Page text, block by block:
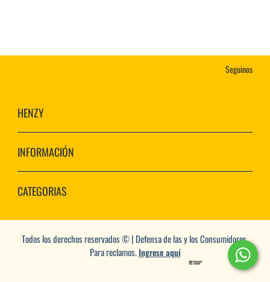
Seguinos
HENZY
INFORMACIÓN
CATEGORIAS
Todos los derechos reservados © | Defensa de las y los Consumidores.
Para reclamos.Ingrese aquí